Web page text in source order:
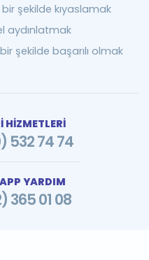
şekilde kıyaslamak
aydınlatmak
şekilde başarılı olmak
HİZMETLERİ
532 74 74
YARDIM
365 01 08